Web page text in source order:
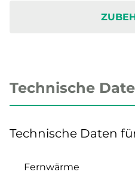
Technische
Technische Daten
Fernwärme